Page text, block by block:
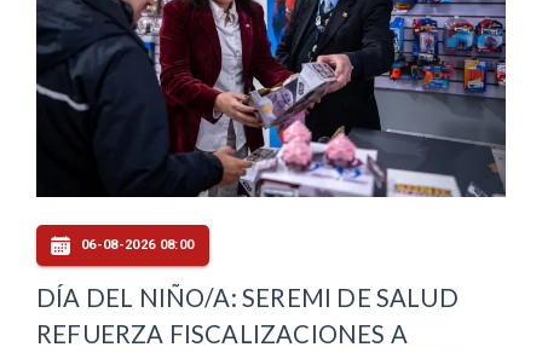
06-08-2026 08:00
DÍA DEL NIÑO/A: SEREMI DE SALUD
REFUERZA FISCALIZACIONES A